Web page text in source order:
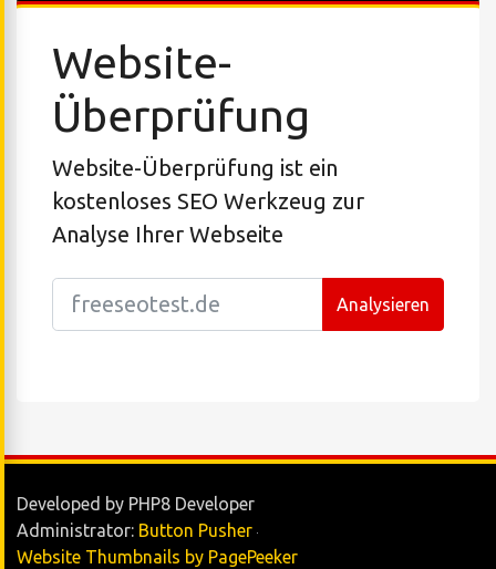
Website-
Überprüfung
Website-Überprüfung ist ein
kostenloses SEO Werkzeug zur
Analyse Ihrer Webseite
Analysieren
Developed by PHP8 Developer
Administrator: Button Pusher
Website Thumbnails by PagePeeker